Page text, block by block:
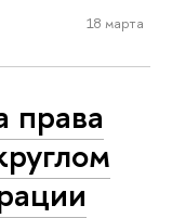
18 марта
права